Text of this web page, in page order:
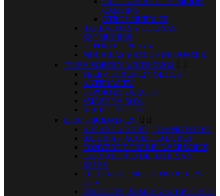
CAMPING
OTROS MUEBLES
BARBACOAS Y COCINAS
EXTERIORES
DEPORTES, PLAYA.
MOCHILAS Y SACOS DE DORMIR
TELEVISORES Y ACCESORIOS  
TELEVISORES 12 VOLTIOS
ANTENAS TV.
SOPORTES PARA TV.
SMART TV BOX.
ACCESORIOS TV
ELECTRICIDAD 12V.  
ARRANCADORES, COMPRESORES
BATERIAS, ACUMULADORES
CONVERTIDORES E INVERSORES
CARGADORES DE BATERIA Y
RELES
ELECTRODOMESTICOS USB 12V
220V
ENCHUFES, TOMAS Y ACCESORIOS